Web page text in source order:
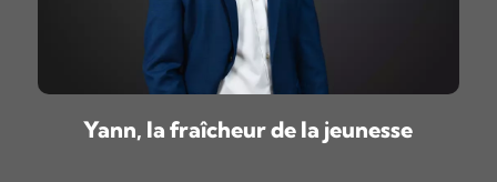
Yann, la fraîcheur de la jeunesse